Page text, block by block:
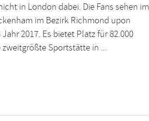
in London dabei. Die Fans sehen im
im Bezirk Richmond upon
2017. Es bietet Platz für 82.000
Sportstätte in ...